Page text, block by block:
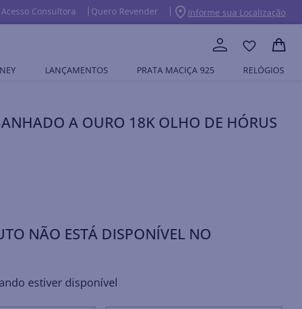
Acesso Consultora Quero Revender Informe sua Localização
LANÇAMENTOS PRATA MACIÇA 925 RELÓGIOS
A OURO 18K OLHO DE HÓRUS
NÃO ESTÁ DISPONÍVEL NO
estiver disponível